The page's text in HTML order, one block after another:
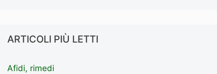
ARTICOLI PIÙ LETTI
Afidi, rimedi